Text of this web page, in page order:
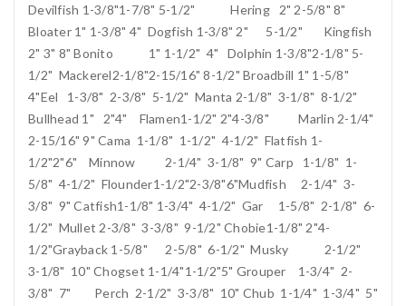
Devilfish 1-3/8"1-7/8" 5-1/2" Hering 2" 2-5/8" 8"
Bloater 1" 1-3/8" 4" Dogfish 1-3/8" 2" 5-1/2" Kingfish
2" 3" 8" Bonito 1" 1-1/2" 4" Dolphin 1-3/8"2-1/8" 5-
1/2" Mackerel2-1/8"2-15/16" 8-1/2" Broadbill 1" 1-5/8"
4"Eel 1-3/8" 2-3/8" 5-1/2" Manta 2-1/8" 3-1/8" 8-1/2"
Bullhead 1" 2"4" Flamen1-1/2" 2"4-3/8" Marlin 2-1/4"
2-15/16" 9" Cama 1-1/8" 1-1/2" 4-1/2" Flatfish 1-
1/2"2"6" Minnow 2-1/4" 3-1/8" 9" Carp 1-1/8" 1-
5/8" 4-1/2" Flounder1-1/2"2-3/8"6"Mudfish 2-1/4" 3-
3/8" 9" Catfish1-1/8" 1-3/4" 4-1/2" Gar 1-5/8" 2-1/8" 6-
1/2" Mullet 2-3/8" 3-3/8" 9-1/2" Chobie1-1/8" 2"4-
1/2"Grayback 1-5/8" 2-5/8" 6-1/2" Musky 2-1/2"
3-1/8" 10" Chogset 1-1/4"1-1/2"5" Grouper 1-3/4" 2-
3/8" 7" Perch 2-1/2" 3-3/8" 10" Chub 1-1/4" 1-3/4" 5"